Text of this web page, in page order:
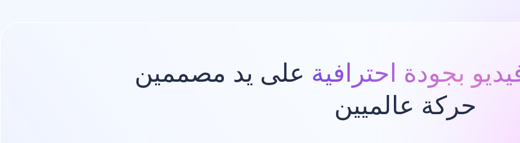
بجودة احترافية على يد مصممين
حركة عالميين